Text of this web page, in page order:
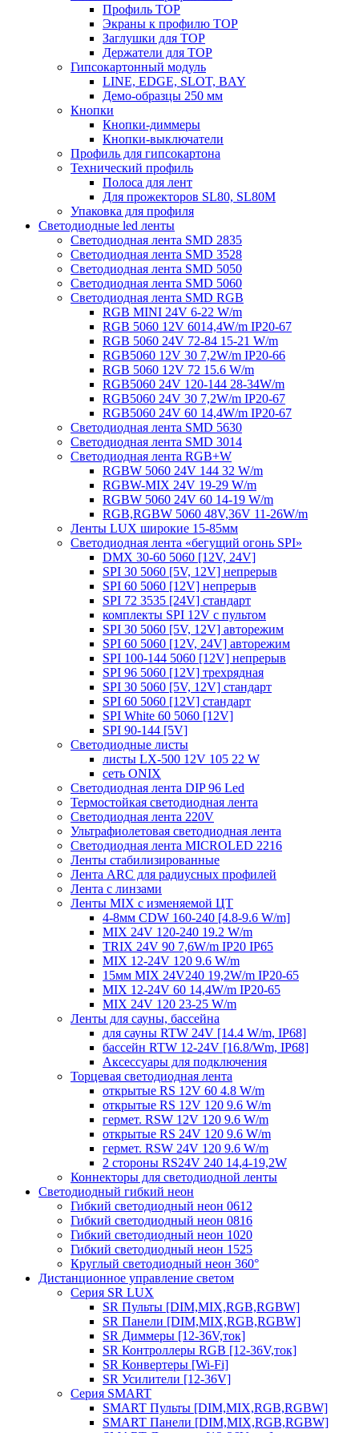
Профиль TOP
Экраны к профилю TOP
Заглушки для TOP
Держатели для TOP
Гипсокартонный модуль
LINE, EDGE, SLOT, BAY
Демо-образцы 250 мм
Кнопки
Кнопки-диммеры
Кнопки-выключатели
Профиль для гипсокартона
Технический профиль
Полоса для лент
Для прожекторов SL80, SL80M
Упаковка для профиля
Светодиодные led ленты
Светодиодная лента SMD 2835
Светодиодная лента SMD 3528
Светодиодная лента SMD 5050
Светодиодная лента SMD 5060
Светодиодная лента SMD RGB
RGB MINI 24V 6-22 W/m
RGB 5060 12V 6014,4W/m IP20-67
RGB 5060 24V 72-84 15-21 W/m
RGB5060 12V 30 7,2W/m IP20-66
RGB 5060 12V 72 15.6 W/m
RGB5060 24V 120-144 28-34W/m
RGB5060 24V 30 7,2W/m IP20-67
RGB5060 24V 60 14,4W/m IP20-67
Светодиодная лента SMD 5630
Светодиодная лента SMD 3014
Светодиодная лента RGB+W
RGBW 5060 24V 144 32 W/m
RGBW-MIX 24V 19-29 W/m
RGBW 5060 24V 60 14-19 W/m
RGB,RGBW 5060 48V,36V 11-26W/m
Ленты LUX широкие 15-85мм
Светодиодная лента «бегущий огонь SPI»
DMX 30-60 5060 [12V, 24V]
SPI 30 5060 [5V, 12V] непрерыв
SPI 60 5060 [12V] непрерыв
SPI 72 3535 [24V] стандарт
комплекты SPI 12V с пультом
SPI 30 5060 [5V, 12V] авторежим
SPI 60 5060 [12V, 24V] авторежим
SPI 100-144 5060 [12V] непрерыв
SPI 96 5060 [12V] трехрядная
SPI 30 5060 [5V, 12V] стандарт
SPI 60 5060 [12V] стандарт
SPI White 60 5060 [12V]
SPI 90-144 [5V]
Светодиодные листы
листы LX-500 12V 105 22 W
сеть ONIX
Светодиодная лента DIP 96 Led
Термостойкая светодиодная лента
Светодиодная лента 220V
Ультрафиолетовая светодиодная лента
Светодиодная лента MICROLED 2216
Ленты стабилизированные
Лента ARC для радиусных профилей
Лента с линзами
Ленты MIX с изменяемой ЦТ
4-8мм CDW 160-240 [4.8-9.6 W/m]
MIX 24V 120-240 19.2 W/m
TRIX 24V 90 7,6W/m IP20 IP65
MIX 12-24V 120 9.6 W/m
15мм MIX 24V240 19,2W/m IP20-65
MIX 12-24V 60 14,4W/m IP20-65
MIX 24V 120 23-25 W/m
Ленты для сауны, бассейна
для сауны RTW 24V [14.4 W/m, IP68]
бассейн RTW 12-24V [16.8/Wm, IP68]
Аксессуары для подключения
Торцевая светодиодная лента
открытые RS 12V 60 4.8 W/m
открытые RS 12V 120 9.6 W/m
гермет. RSW 12V 120 9.6 W/m
открытые RS 24V 120 9.6 W/m
гермет. RSW 24V 120 9.6 W/m
2 стороны RS24V 240 14,4-19,2W
Коннекторы для светодиодной ленты
Светодиодный гибкий неон
Гибкий светодиодный неон 0612
Гибкий светодиодный неон 0816
Гибкий светодиодный неон 1020
Гибкий светодиодный неон 1525
Круглый светодиодный неон 360°
Дистанционное управление светом
Серия SR LUX
SR Пульты [DIM,MIX,RGB,RGBW]
SR Панели [DIM,MIX,RGB,RGBW]
SR Диммеры [12-36V,ток]
SR Контроллеры RGB [12-36V,ток]
SR Конвертеры [Wi-Fi]
SR Усилители [12-36V]
Серия SMART
SMART Пульты [DIM,MIX,RGB,RGBW]
SMART Панели [DIM,MIX,RGB,RGBW]